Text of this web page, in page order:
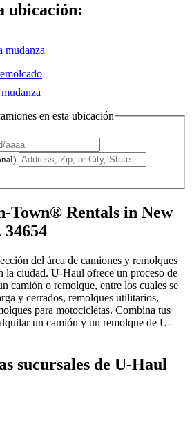
ubicación:
mudanza
en esta ubicación
Town® Rentals in New
del área de camiones y remolques
la ciudad. U-Haul ofrece un proceso de
camión o remolque, entre los cuales se
y cerrados, remolques utilitarios,
para motocicletas. Combina tus
un camión y un remolque de U-
sucursales de U-Haul